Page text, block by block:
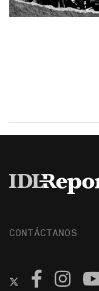
CONTÁCTANOS